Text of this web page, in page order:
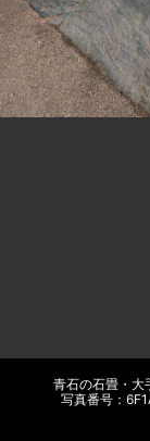
青石の石畳・大
写真番号：